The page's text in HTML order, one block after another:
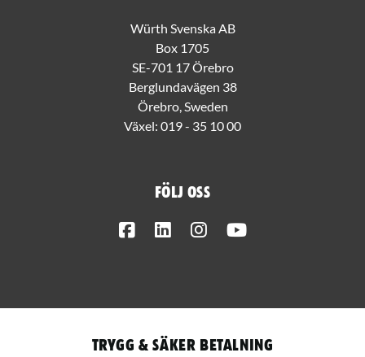
Würth Svenska AB
Box 1705
SE-701 17 Örebro
Berglundavägen 38
Örebro, Sweden
Växel: 019 - 35 10 00
Följ oss
FacebookLinkedInInstagram
Trygg & säker betalning